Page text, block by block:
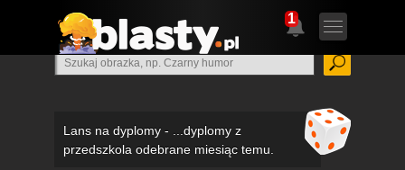
1
Lans na dyplomy - ...dyplomy z
przedszkola odebrane miesiąc temu.